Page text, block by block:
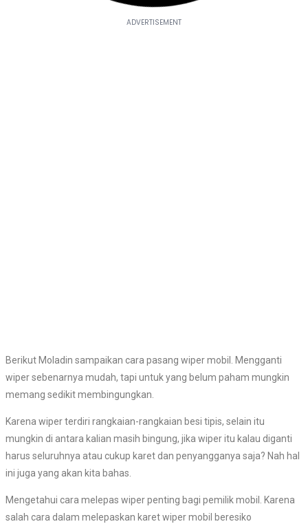
Berikut Moladin sampaikan cara pasang wiper mobil. Mengganti
wiper sebenarnya mudah, tapi untuk yang belum paham mungkin
memang sedikit membingungkan.
Karena wiper terdiri rangkaian-rangkaian besi tipis, selain itu
mungkin di antara kalian masih bingung, jika wiper itu kalau diganti
harus seluruhnya atau cukup karet dan penyangganya saja? Nah hal
ini juga yang akan kita bahas.
Mengetahui cara melepas wiper penting bagi pemilik mobil. Karena
salah cara dalam melepaskan karet wiper mobil beresiko